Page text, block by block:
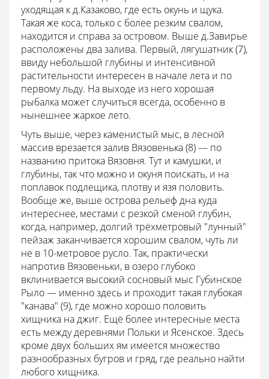
уходящая к д.Казаково, где есть окунь и щука.
Такая же коса, только с более резким свалом,
находится и справа за островом. Выше д.Завирье
расположены два залива. Первый, лягушатник (7),
ввиду небольшой глубины и интенсивной
растительности интересен в начале лета и по
первому льду. На выходе из него хорошая
рыбалка может случиться всегда, особенно в
нынешнее жаркое лето.
Чуть выше, через каменистый мыс, в лесной
массив врезается залив Вязовенька (8) — по
названию притока Вязовня. Тут и камушки, и
глубины, так что можно и окуня поискать, и на
поплавок подлещика, плотву и язя половить.
Вообще же, выше острова рельеф дна куда
интереснее, местами с резкой сменой глубин,
когда, например, долгий трёхметровый "лунный"
пейзаж заканчивается хорошим свалом, чуть ли
не в 10-метровое русло. Так, практически
напротив Вязовеньки, в озеро глубоко
вклинивается высокий сосновый мыс Губинское
Рыло — именно здесь и проходит такая глубокая
"канава" (9), где можно хорошо половить
хищника на джиг. Ещё более интересные места
есть между деревнями Польки и Ясенское. Здесь
кроме двух больших ям имеется множество
разнообразных бугров и гряд, где реально найти
любого хищника.